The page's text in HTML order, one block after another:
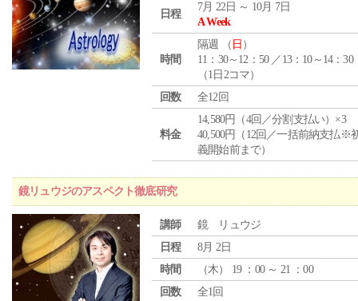
日程
7月 22日 ～ 10月 7日
A Week
時間
隔週 （ 日 ）
11：30～12：50 ／13：10～14：30
（1日2コマ）
回数
全12回
料金
14,580円（4回／分割支払い）×3
40,500円（12回／一括前納支払※
義開始前まで）
鏡リュウジのアスペクト徹底研究
講師
鏡 リュウジ
日程
8月 2日
時間
（木） 19 ：00 ～ 21 ：00
回数
全1回